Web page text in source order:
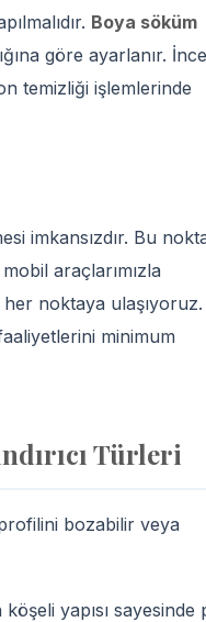
Boya söküm
göre ayarlanır. İnce
temizliği işlemlerinde
imkansızdır. Bu
araçlarımızla
noktaya ulaşıyoruz.
minimum
Türleri
bozabilir veya
yapısı sayesinde